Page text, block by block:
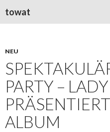
towat
NEU
PARTY –
ALBUM